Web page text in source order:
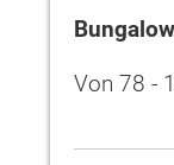
Von 78 -